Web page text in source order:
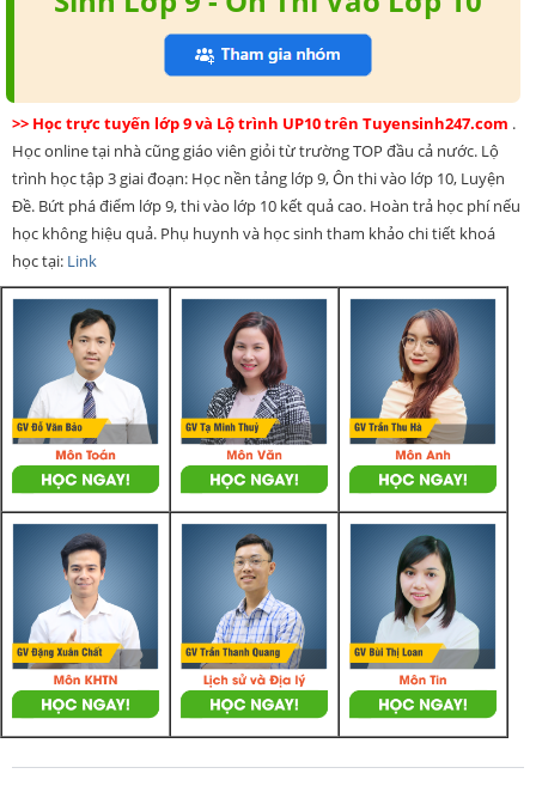
>> Học trực tuyến lớp 9 và Lộ trình UP10 trên Tuyensinh247.com .
Học online tại nhà cũng giáo viên giỏi từ trường TOP đầu cả nước. Lộ
trình học tập 3 giai đoạn: Học nền tảng lớp 9, Ôn thi vào lớp 10, Luyện
Đề. Bứt phá điểm lớp 9, thi vào lớp 10 kết quả cao. Hoàn trả học phí nếu
học không hiệu quả. Phụ huynh và học sinh tham khảo chi tiết khoá
học tại: Link